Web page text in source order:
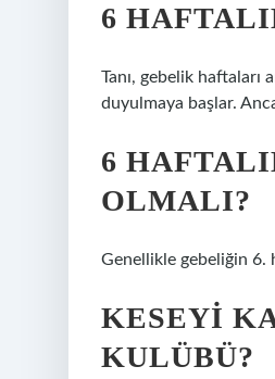
6
Tanı, gebelik
duyulmaya başlar.
6
OLMALI?
Genellikle gebeliğin 6.
KESEYI
KULÜBÜ?